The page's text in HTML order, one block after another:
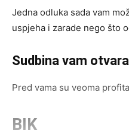
Jedna odluka sada vam
uspjeha i zarade nego što
Sudbina vam
Pred vama su veoma
BIK